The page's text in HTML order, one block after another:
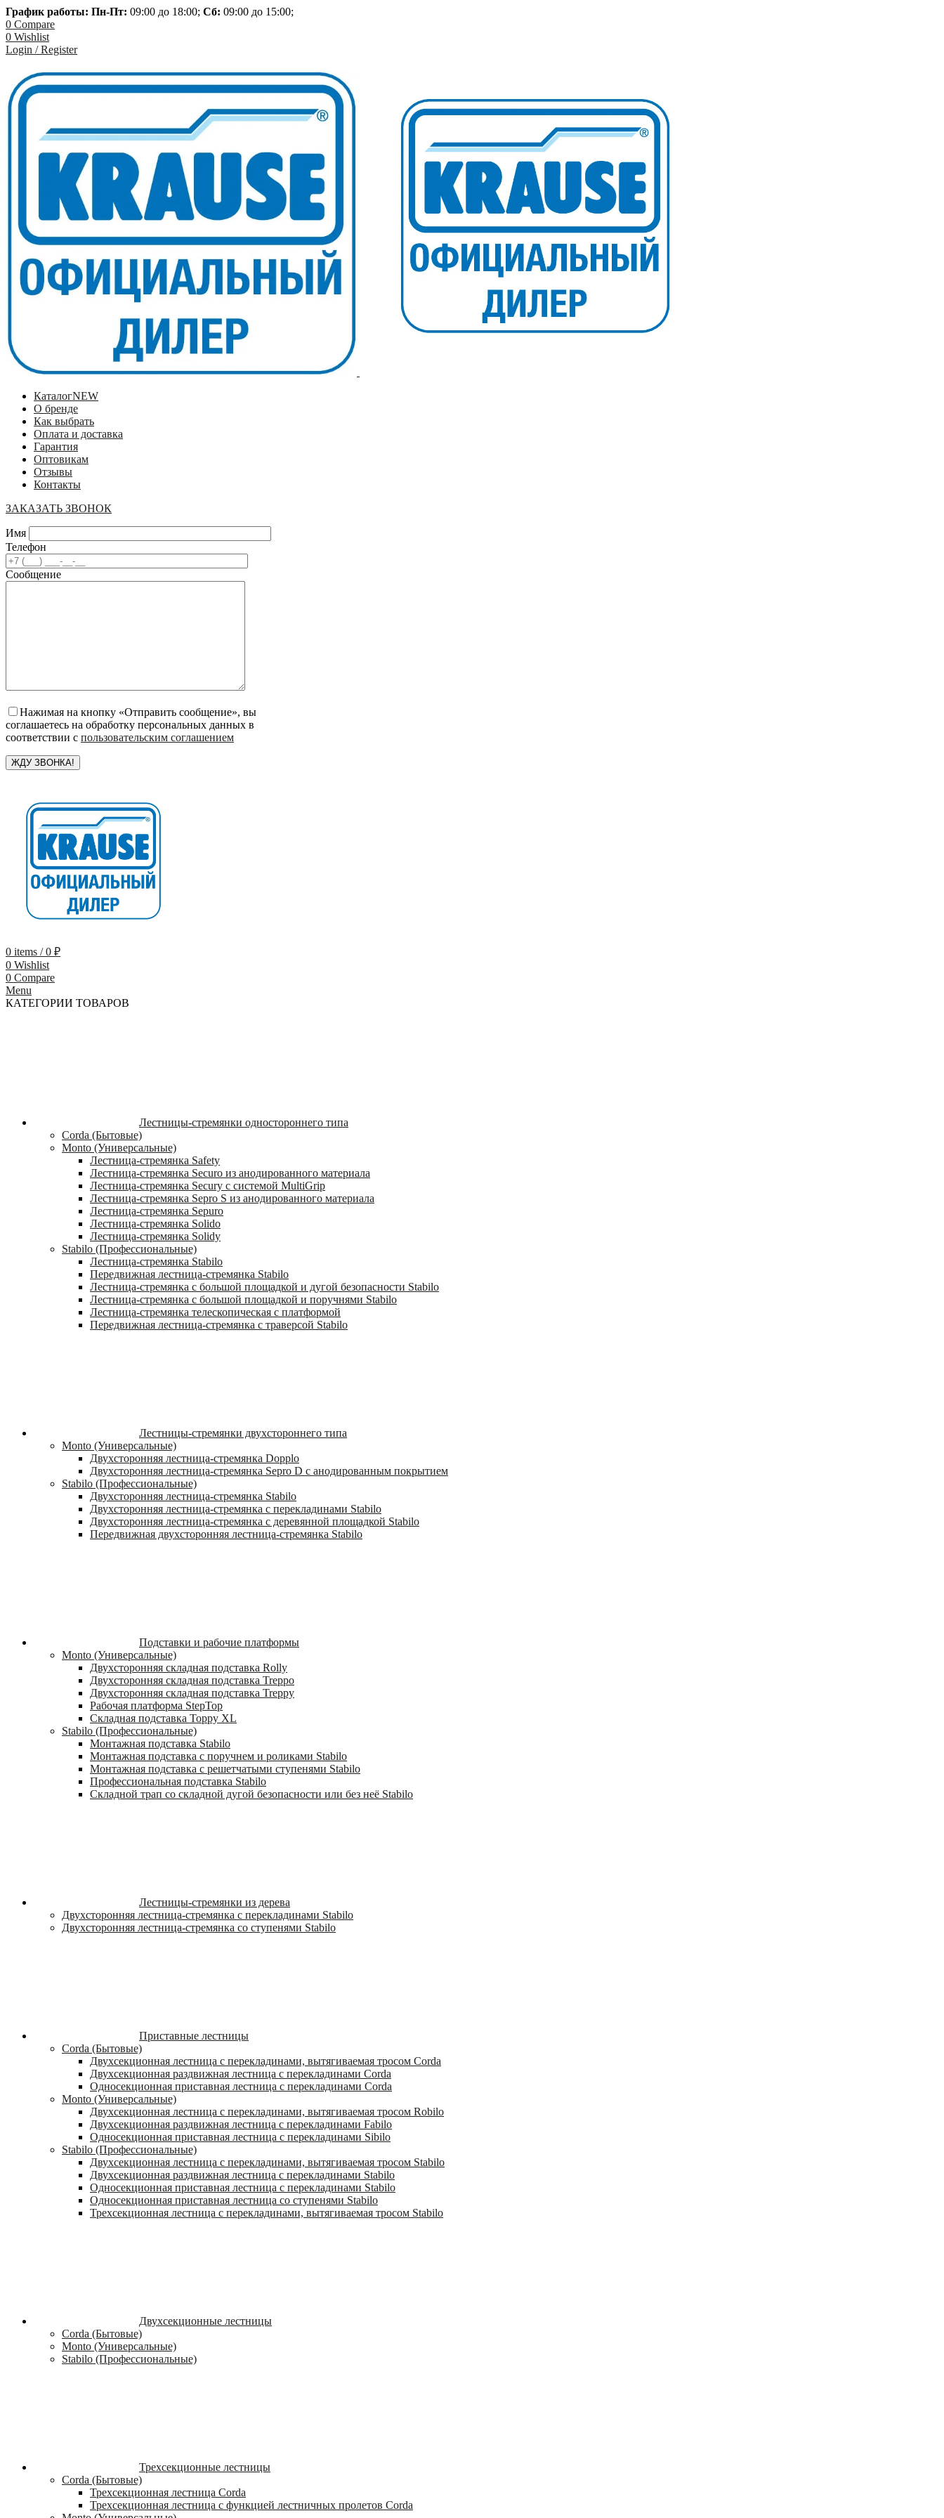
График работы: Пн-Пт: 09:00 до 18:00; Сб: 09:00 до 15:00;
0 Compare
0 Wishlist
Login / Register
КаталогNEW
О бренде
Как выбрать
Оплата и доставка
Гарантия
Оптовикам
Отзывы
Контакты
ЗАКАЗАТЬ ЗВОНОК
Имя
Телефон
Сообщение
Нажимая на кнопку «Отправить сообщение», вы
соглашаетесь на обработку персональных данных в
соответствии с пользовательским соглашением
0 items / 0 ₽
0 Wishlist
0 Compare
Menu
КАТЕГОРИИ ТОВАРОВ
Лестницы-стремянки одностороннего типа
Corda (Бытовые)
Monto (Универсальные)
Лестница-стремянка Safety
Лестница-стремянка Securo из анодированного материала
Лестница-стремянка Secury с системой MultiGrip
Лестница-стремянка Sepro S из анодированного материала
Лестница-стремянка Sepuro
Лестница-стремянка Solido
Лестница-стремянка Solidy
Stabilo (Профессиональные)
Лестница-стремянка Stabilo
Передвижная лестница-стремянка Stabilo
Лестница-стремянка с большой площадкой и дугой безопасности Stabilo
Лестница-стремянка с большой площадкой и поручнями Stabilo
Лестница-стремянка телескопическая с платформой
Передвижная лестница-стремянка с траверсой Stabilo
Лестницы-стремянки двухстороннего типа
Monto (Универсальные)
Двухсторонняя лестница-стремянка Dopplo
Двухсторонняя лестница-стремянка Sepro D с анодированным покрытием
Stabilo (Профессиональные)
Двухсторонняя лестница-стремянка Stabilo
Двухсторонняя лестница-стремянка с перекладинами Stabilo
Двухсторонняя лестница-стремянка с деревянной площадкой Stabilo
Передвижная двухсторонняя лестница-стремянка Stabilo
Подставки и рабочие платформы
Monto (Универсальные)
Двухсторонняя складная подставка Rolly
Двухсторонняя складная подставка Treppo
Двухсторонняя складная подставка Treppy
Рабочая платформа StepTop
Складная подставка Toppy XL
Stabilo (Профессиональные)
Монтажная подставка Stabilo
Монтажная подставка с поручнем и роликами Stabilo
Монтажная подставка с решетчатыми ступенями Stabilo
Профессиональная подставка Stabilo
Складной трап со складной дугой безопасности или без неё Stabilo
Лестницы-стремянки из дерева
Двухсторонняя лестница-стремянка с перекладинами Stabilo
Двухсторонняя лестница-стремянка со ступенями Stabilo
Приставные лестницы
Corda (Бытовые)
Двухсекционная лестница с перекладинами, вытягиваемая тросом Corda
Двухсекционная раздвижная лестница с перекладинами Corda
Односекционная приставная лестница с перекладинами Corda
Monto (Универсальные)
Двухсекционная лестница с перекладинами, вытягиваемая тросом Robilo
Двухсекционная раздвижная лестница с перекладинами Fabilo
Односекционная приставная лестница с перекладинами Sibilo
Stabilo (Профессиональные)
Двухсекционная лестница с перекладинами, вытягиваемая тросом Stabilo
Двухсекционная раздвижная лестница с перекладинами Stabilo
Односекционная приставная лестница с перекладинами Stabilo
Односекционная приставная лестница со ступенями Stabilo
Трехсекционная лестница с перекладинами, вытягиваемая тросом Stabilo
Двухсекционные лестницы
Corda (Бытовые)
Monto (Универсальные)
Stabilo (Профессиональные)
Трехсекционные лестницы
Corda (Бытовые)
Трехсекционная лестница Corda
Трехсекционная лестница с функцией лестничных пролетов Corda